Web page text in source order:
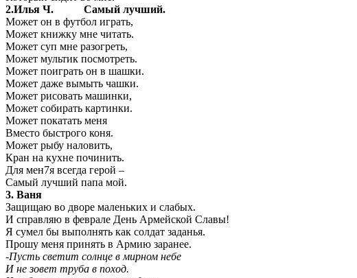
2.Илья Ч. Самый лучший.
Может он в футбол играть,
Может книжку мне читать.
Может суп мне разогреть,
Может мультик посмотреть.
Может поиграть он в шашки.
Может даже вымыть чашки.
Может рисовать машинки,
Может собирать картинки.
Может покатать меня
Вместо быстрого коня.
Может рыбу наловить,
Кран на кухне починить.
Для мен7я всегда герой –
Самый лучший папа мой.
3. Ваня
Защищаю во дворе маленьких и слабых.
И справляю в феврале День Армейской Славы!
Я сумел бы выполнять как солдат заданья.
Прошу меня принять в Армию заранее.
-Пусть светит солнце в мирном небе
И не зовет труба в поход.